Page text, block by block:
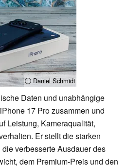
ⓘ Daniel Schmidt
Daten und unabhängige
17 Pro zusammen und
Leistung, Kameraqualität,
Er stellt die starken
verbesserte Ausdauer des
dem Premium-Preis und den